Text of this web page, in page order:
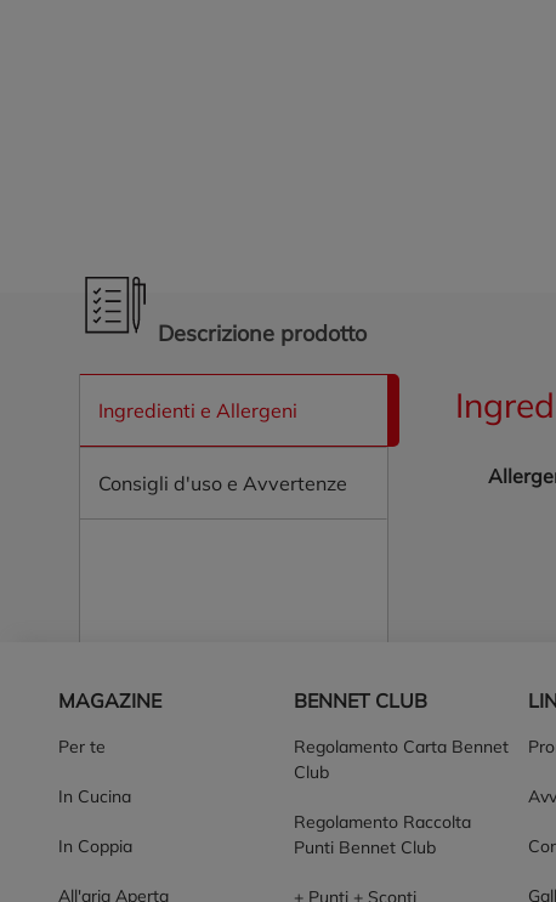
Descrizione prodotto
Ingredienti e Allergeni
Consigli d'uso e Avvertenze
MAGAZINE
Per te
In Cucina
In Coppia
All'aria Aperta
BENNET CLUB
Regolamento Carta Bennet
Club
Regolamento Raccolta
Punti Bennet Club
+ Punti + Sconti